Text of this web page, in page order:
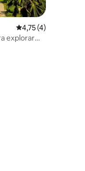
4,75 de uma
4,75 (4)
explorar